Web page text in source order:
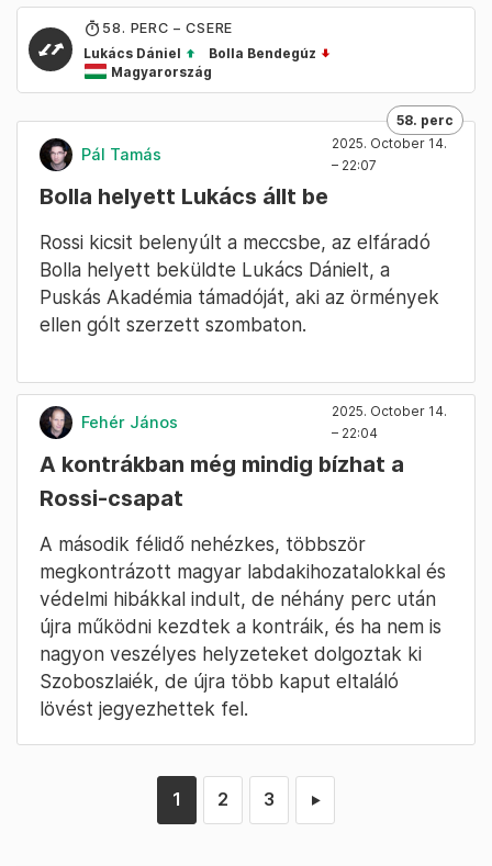
58 . PERC – CSERE
Lukács Dániel
Bolla Bendegúz
Magyarország
58. perc
Pál Tamás
2025. October 14.
– 22:07
Bolla helyett Lukács állt be
Rossi kicsit belenyúlt a meccsbe, az elfáradó
Bolla helyett beküldte Lukács Dánielt, a
Puskás Akadémia támadóját, aki az örmények
ellen gólt szerzett szombaton.
Fehér János
2025. October 14.
– 22:04
A kontrákban még mindig bízhat a
Rossi-csapat
A második félidő nehézkes, többször
megkontrázott magyar labdakihozatalokkal és
védelmi hibákkal indult, de néhány perc után
újra működni kezdtek a kontráik, és ha nem is
nagyon veszélyes helyzeteket dolgoztak ki
Szoboszlaiék, de újra több kaput eltaláló
lövést jegyezhettek fel.
1 2 3 ►